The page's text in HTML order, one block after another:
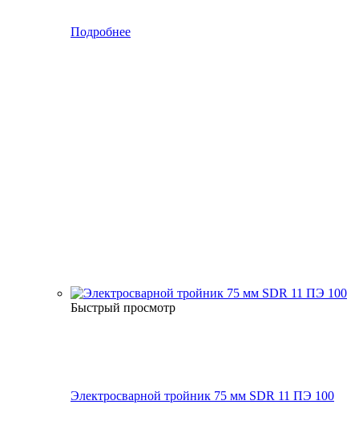
Подробнее
Быстрый просмотр
Электросварной тройник 75 мм SDR 11 ПЭ 100